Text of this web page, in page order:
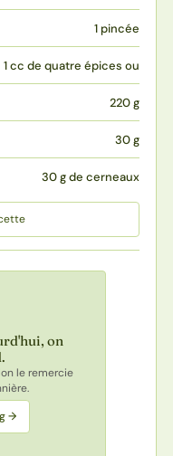
1 pincée
1 cc de quatre épices ou
220 g
30 g
30 g de cerneaux
on
le remercie
→